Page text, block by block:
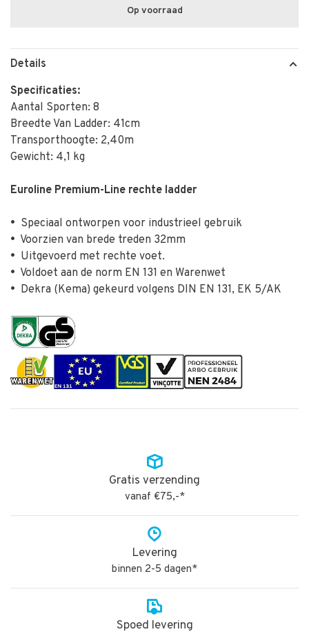
Op voorraad
Details
Specificaties:
Aantal Sporten: 8
Breedte Van Ladder: 41cm
Transporthoogte: 2,40m
Gewicht: 4,1 kg
Euroline Premium-Line rechte ladder
• Speciaal ontworpen voor industrieel gebruik
• Voorzien van brede treden 32mm
• Uitgevoerd met rechte voet.
• Voldoet aan de norm EN 131 en Warenwet
• Dekra (Kema) gekeurd volgens DIN EN 131, EK 5/AK
Gratis verzending
vanaf €75,-*
Levering
binnen 2-5 dagen*
Spoed levering